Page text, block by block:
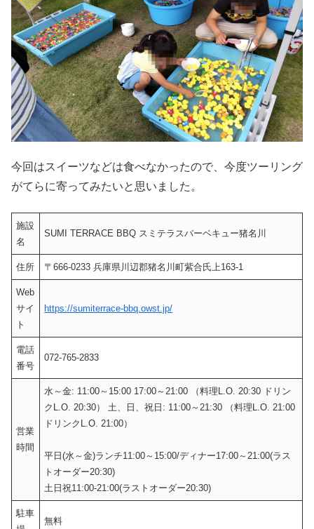
今回はスイーツなどは食べなかったので、今度ツーリング
がてらに寄ってみたいと思いました。
施設
名
SUMI TERRACE BBQ スミテラスバーベキュー猪名川
住所 〒666-0233 兵庫県川辺郡猪名川町紫合氏上163-1
Web
サイ
ト
https://sumiterrace-bbq.owst.jp/
電話
番号
072-765-2833
営業
時間
水～金: 11:00～15:00 17:00～21:00 （料理L.O. 20:30 ドリン
クL.O. 20:30） 土、日、祝日: 11:00～21:30 （料理L.O. 21:00
ドリンクL.O. 21:00）
平日(水～金)ランチ11:00～15:00/ディナー17:00～21:00(ラス
トオーダー20:30)
土日祝11:00-21:00(ラストオーダー20:30)
駐車
無料